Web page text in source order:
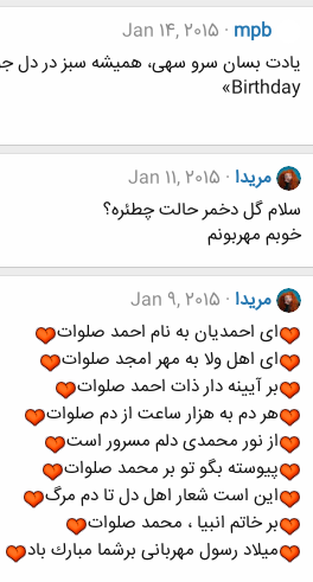
mpb
Jan 14, 2015
Birthday»
مریدا Jan 11, 2015
سلام گل دخمر حالت چطئره؟
خوبم مهربونم
مریدا Jan 9, 2015
ای احمدیان به نام احمد صلوات
ای اهل ولا به مهر امجد صلوات
بر آیینه دار ذات احمد صلوات
هر دم به هزار ساعت از دم صلوات
از نور محمدی دلم مسرور است
پیوسته بگو تو بر محمد صلوات
این است شعار اهل دل تا دم مرگ
بر خاتم انبیا ، محمد صلوات
میلاد رسول مهربانی‌ برشما مبارك باد